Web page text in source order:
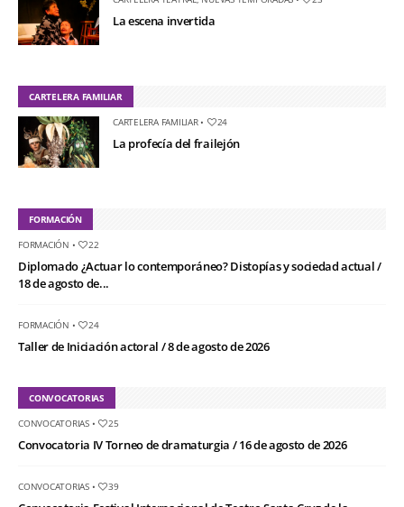
La escena invertida
CARTELERA FAMILIAR
CARTELERA FAMILIAR• 24
La profecía del frailejón
FORMACIÓN
FORMACIÓN • 22
Diplomado ¿Actuar lo contemporáneo? Distopías y sociedad actual /
18 de agosto de...
FORMACIÓN • 24
Taller de Iniciación actoral / 8 de agosto de 2026
CONVOCATORIAS
CONVOCATORIAS• 25
Convocatoria IV Torneo de dramaturgia / 16 de agosto de 2026
CONVOCATORIAS• 39